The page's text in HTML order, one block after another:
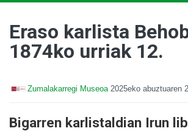
Eraso karlista
1874ko urriak 12.
Zumalakarregi Museoa 2025eko abuztuaren
Bigarren karlistaldian Irun